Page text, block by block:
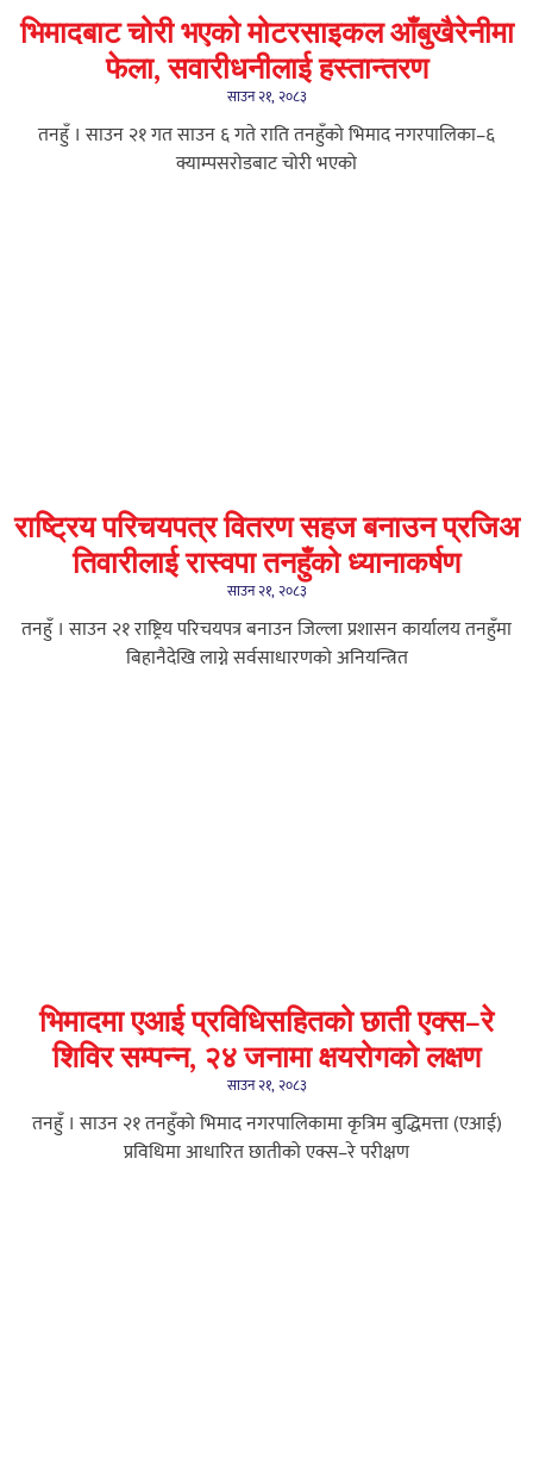
भिमादबाट चोरी भएको मोटरसाइकल आँबुखैरेनीमा
फेला, सवारीधनीलाई हस्तान्तरण
साउन २१, २०८३
तनहुँ । साउन २१ गत साउन ६ गते राति तनहुँको भिमाद नगरपालिका–६
क्याम्पसरोडबाट चोरी भएको
राष्ट्रिय परिचयपत्र वितरण सहज बनाउन प्रजिअ
तिवारीलाई रास्वपा तनहुँको ध्यानाकर्षण
साउन २१, २०८३
तनहुँ । साउन २१ राष्ट्रिय परिचयपत्र बनाउन जिल्ला प्रशासन कार्यालय तनहुँमा
बिहानैदेखि लाग्ने सर्वसाधारणको अनियन्त्रित
भिमादमा एआई प्रविधिसहितको छाती एक्स–रे
शिविर सम्पन्न, २४ जनामा क्षयरोगको लक्षण
साउन २१, २०८३
तनहुँ । साउन २१ तनहुँको भिमाद नगरपालिकामा कृत्रिम बुद्धिमत्ता (एआई)
प्रविधिमा आधारित छातीको एक्स–रे परीक्षण